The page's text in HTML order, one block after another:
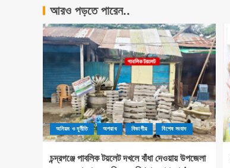
আরও পড়তে পারেন..
অনিয়ম ও দূর্নীতি অপরাধ বিভাগীয় বিশেষ সংবাদ
চন্দ্রগঞ্জে পাবলিক টয়লেট দখলে বাঁধা দেওয়ায় উপজেলা